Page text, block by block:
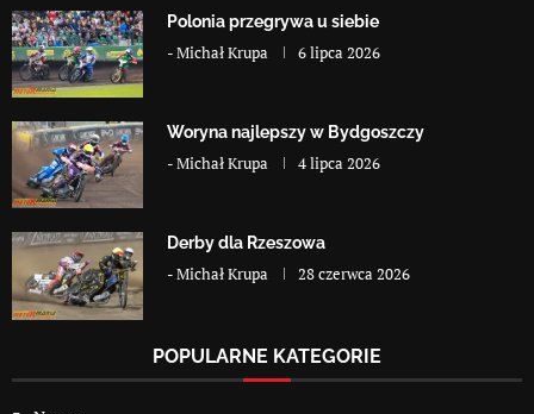
Polonia przegrywa u siebie
-Michał Krupa 6 lipca 2026
Woryna najlepszy w Bydgoszczy
-Michał Krupa 4 lipca 2026
Derby dla Rzeszowa
-Michał Krupa 28 czerwca 2026
POPULARNE KATEGORIE